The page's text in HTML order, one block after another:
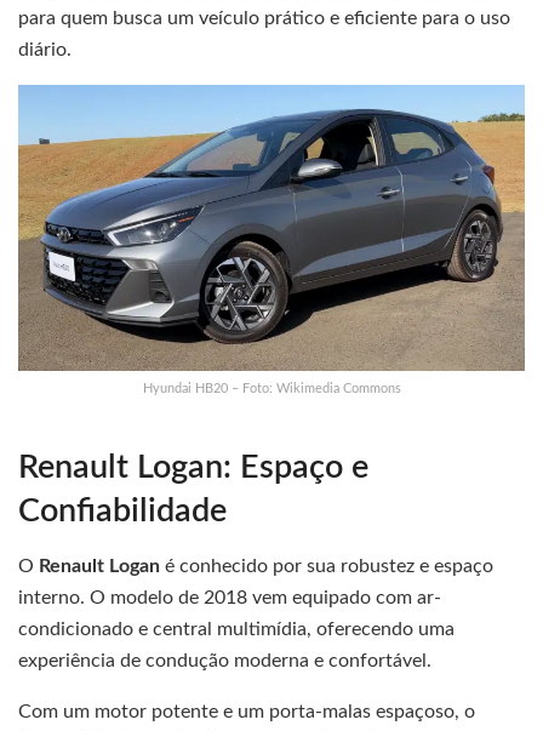
para quem busca um veículo prático e eficiente para o uso
diário.
Hyundai HB20 – Foto: Wikimedia Commons
Renault Logan: Espaço e
Confiabilidade
O Renault Logan é conhecido por sua robustez e espaço
interno. O modelo de 2018 vem equipado com ar-
condicionado e central multimídia, oferecendo uma
experiência de condução moderna e confortável.
Com um motor potente e um porta-malas espaçoso, o